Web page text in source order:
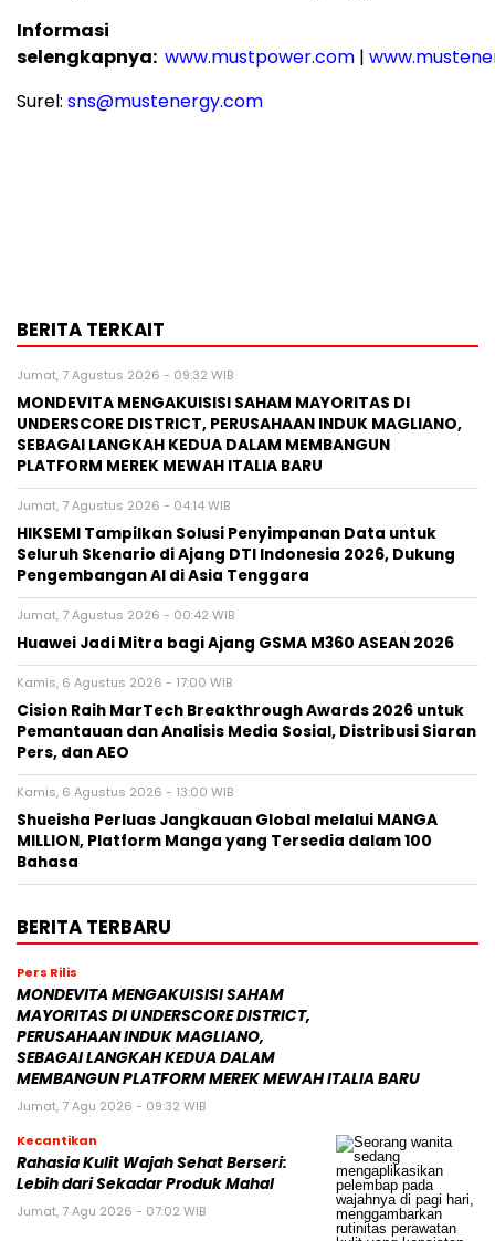
Informasi
selengkapnya: www.mustpower.com |
Surel: sns@mustenergy.com
BERITA TERKAIT
Jumat, 7 Agustus 2026 - 09:32 WIB
MONDEVITA MENGAKUISISI SAHAM MAYORITAS DI
UNDERSCORE DISTRICT, PERUSAHAAN INDUK MAGLIANO,
SEBAGAI LANGKAH KEDUA DALAM MEMBANGUN
PLATFORM MEREK MEWAH ITALIA BARU
Jumat, 7 Agustus 2026 - 04:14 WIB
HIKSEMI Tampilkan Solusi Penyimpanan Data untuk
Seluruh Skenario di Ajang DTI Indonesia 2026, Dukung
Pengembangan AI di Asia Tenggara
Jumat, 7 Agustus 2026 - 00:42 WIB
Huawei Jadi Mitra bagi Ajang GSMA M360 ASEAN 2026
Kamis, 6 Agustus 2026 - 17:00 WIB
Cision Raih MarTech Breakthrough Awards 2026 untuk
Pemantauan dan Analisis Media Sosial, Distribusi Siaran
Pers, dan AEO
Kamis, 6 Agustus 2026 - 13:00 WIB
Shueisha Perluas Jangkauan Global melalui MANGA
MILLION, Platform Manga yang Tersedia dalam 100
Bahasa
BERITA TERBARU
Pers Rilis
MONDEVITA MENGAKUISISI SAHAM
MAYORITAS DI UNDERSCORE DISTRICT,
PERUSAHAAN INDUK MAGLIANO,
SEBAGAI LANGKAH KEDUA DALAM
MEMBANGUN PLATFORM MEREK MEWAH ITALIA BARU
Jumat, 7 Agu 2026 - 09:32 WIB
Kecantikan
Rahasia Kulit Wajah Sehat Berseri:
Lebih dari Sekadar Produk Mahal
Jumat, 7 Agu 2026 - 07:02 WIB